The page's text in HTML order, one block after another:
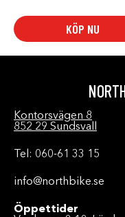
KÖP NU
Kontorsvägen 8
852 29 Sundsvall
Tel: 060-61 33 15
info@northbike.se
Öppettider